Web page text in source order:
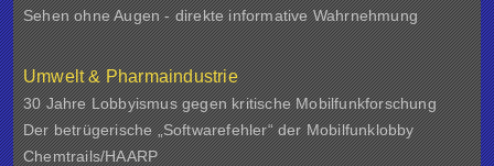
Sehen ohne Augen - direkte informative Wahrnehmung
Umwelt & Pharmaindustrie
30 Jahre Lobbyismus gegen kritische Mobilfunkforschung
Der betrügerische „Softwarefehler“ der Mobilfunklobby
Chemtrails/HAARP